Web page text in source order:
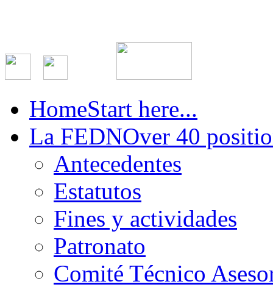
HomeStart here...
La FEDNOver 40
Antecedentes
Estatutos
Fines y actividades
Patronato
Comité Técnico